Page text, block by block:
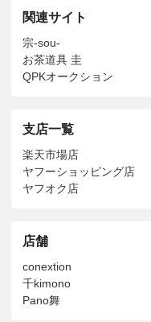
関連サイト
宗-sou-
お茶道具 圭
QPKオークション
支店一覧
楽天市場店
ヤフーショッピング店
ヤフオク店
店舗
conextion
千kimono
Pano舞